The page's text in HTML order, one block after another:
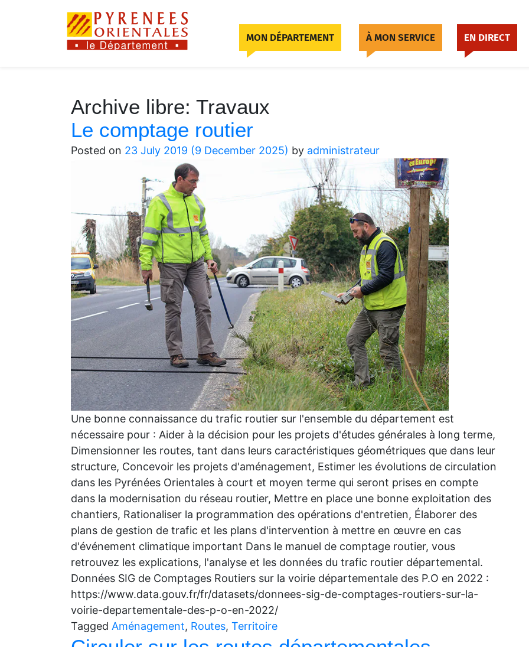
MON DÉPARTEMENT À MON SERVICE EN DIRECT
Archive libre: Travaux
Le comptage routier
Posted on 23 July 2019 (9 December 2025) by administrateur
Une bonne connaissance du trafic routier sur l'ensemble du département est
nécessaire pour : Aider à la décision pour les projets d'études générales à long terme,
Dimensionner les routes, tant dans leurs caractéristiques géométriques que dans leur
structure, Concevoir les projets d'aménagement, Estimer les évolutions de circulation
dans les Pyrénées Orientales à court et moyen terme qui seront prises en compte
dans la modernisation du réseau routier, Mettre en place une bonne exploitation des
chantiers, Rationaliser la programmation des opérations d'entretien, Élaborer des
plans de gestion de trafic et les plans d'intervention à mettre en œuvre en cas
d'événement climatique important Dans le manuel de comptage routier, vous
retrouvez les explications, l'analyse et les données du trafic routier départemental.
Données SIG de Comptages Routiers sur la voirie départementale des P.O en 2022 :
https://www.data.gouv.fr/fr/datasets/donnees-sig-de-comptages-routiers-sur-la-
voirie-departementale-des-p-o-en-2022/
Tagged Aménagement, Routes, Territoire